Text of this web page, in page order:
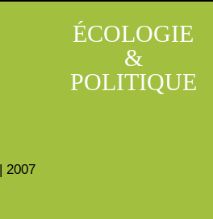
ÉCOLOGIE
&
POLITIQUE
2007